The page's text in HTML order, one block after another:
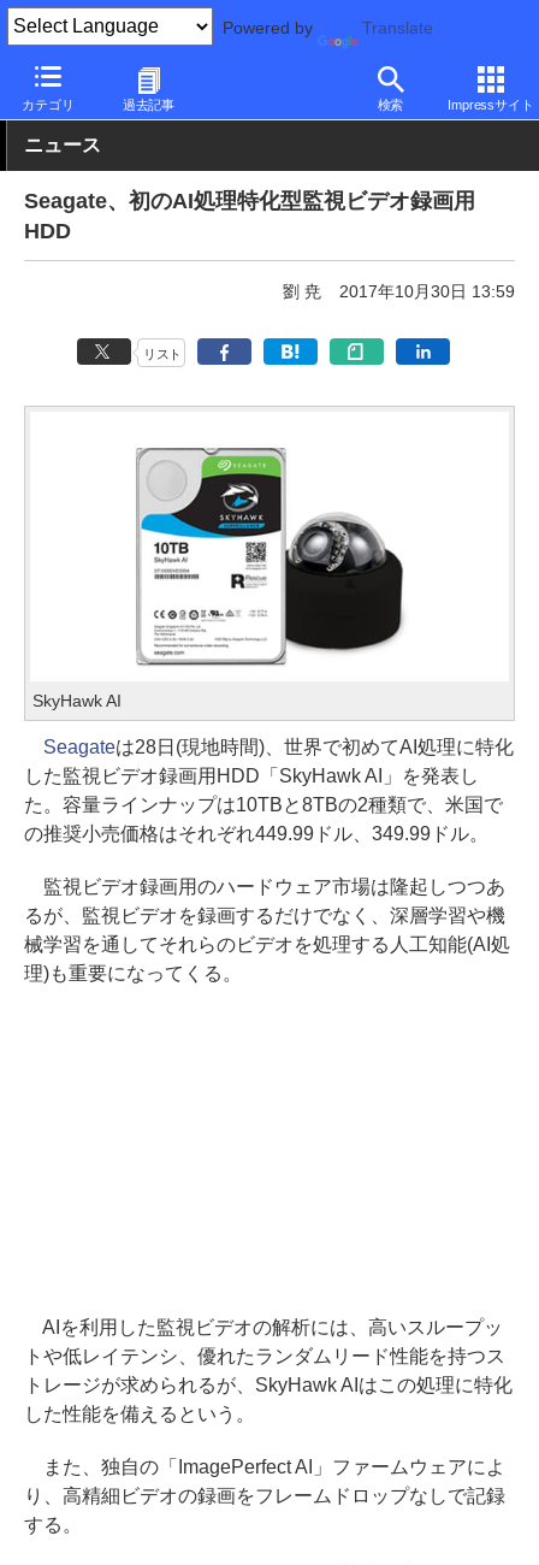
Powered by Translate
カテゴリ 過去記事 検索 Impressサイト
PC Watch 半導体/周辺機器 HDD（ハードディスク） Seagate
ニュース
Seagate、初のAI処理特化型監視ビデオ録画用
HDD
劉 尭 2017年10月30日 13:59
リスト
SkyHawk AI
Seagateは28日(現地時間)、世界で初めてAI処理に特化
した監視ビデオ録画用HDD「SkyHawk AI」を発表し
た。容量ラインナップは10TBと8TBの2種類で、米国で
の推奨小売価格はそれぞれ449.99ドル、349.99ドル。
監視ビデオ録画用のハードウェア市場は隆起しつつあ
るが、監視ビデオを録画するだけでなく、深層学習や機
械学習を通してそれらのビデオを処理する人工知能(AI処
理)も重要になってくる。
AIを利用した監視ビデオの解析には、高いスループッ
トや低レイテンシ、優れたランダムリード性能を持つス
トレージが求められるが、SkyHawk AIはこの処理に特化
した性能を備えるという。
また、独自の「ImagePerfect AI」ファームウェアによ
り、高精細ビデオの録画をフレームドロップなしで記録
する。